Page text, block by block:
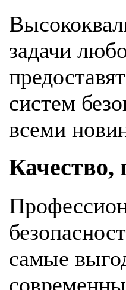
задачи
систем
всеми
Качество,
самые